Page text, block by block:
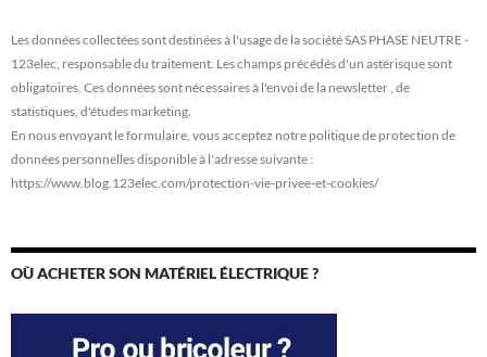
Les données collectées sont destinées à l'usage de la société SAS PHASE NEUTRE -
123elec, responsable du traitement. Les champs précédés d'un astérisque sont
obligatoires. Ces données sont nécessaires à l'envoi de la newsletter , de
statistiques, d'études marketing.
En nous envoyant le formulaire, vous acceptez notre politique de protection de
données personnelles disponible à l'adresse suivante :
https://www.blog.123elec.com/protection-vie-privee-et-cookies/
OÙ ACHETER SON MATÉRIEL ÉLECTRIQUE ?